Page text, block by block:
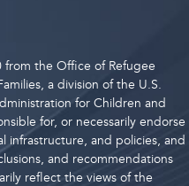
the Office of Refugee
a division of the U.S.
for Children and
for, or necessarily endorse
infrastructure, and policies, and
and recommendations
reflect the views of the